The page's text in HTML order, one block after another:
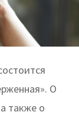
О
также о